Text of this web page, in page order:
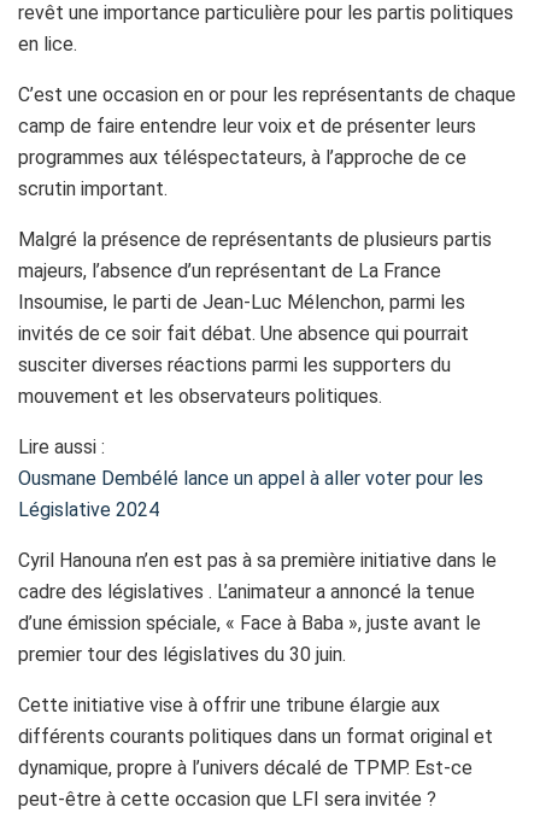
revêt une importance particulière pour les partis politiques
en lice.
C’est une occasion en or pour les représentants de chaque
camp de faire entendre leur voix et de présenter leurs
programmes aux téléspectateurs, à l’approche de ce
scrutin important.
Malgré la présence de représentants de plusieurs partis
majeurs, l’absence d’un représentant de La France
Insoumise, le parti de Jean-Luc Mélenchon, parmi les
invités de ce soir fait débat. Une absence qui pourrait
susciter diverses réactions parmi les supporters du
mouvement et les observateurs politiques.
Lire aussi :
Ousmane Dembélé lance un appel à aller voter pour les
Législative 2024
Cyril Hanouna n’en est pas à sa première initiative dans le
cadre des législatives . L’animateur a annoncé la tenue
d’une émission spéciale, « Face à Baba », juste avant le
premier tour des législatives du 30 juin.
Cette initiative vise à offrir une tribune élargie aux
différents courants politiques dans un format original et
dynamique, propre à l’univers décalé de TPMP. Est-ce
peut-être à cette occasion que LFI sera invitée ?